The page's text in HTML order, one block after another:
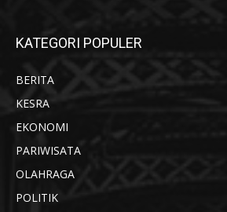
KATEGORI POPULER
BERITA
KESRA
EKONOMI
PARIWISATA
OLAHRAGA
POLITIK